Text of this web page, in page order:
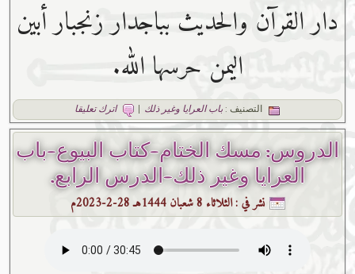
دار القرآن والحديث بباجدار زنجبار أبين
اليمن حرسها الله.
التصنيف :باب العرايا وغير ذلك | اترك تعليقا
الدروس: مسك الختام-كتاب البيوع-باب
العرايا وغير ذلك-الدرس الرابع.
نشر في :الثلاثاء 8 شعبان 1444هـ 28-2-2023م